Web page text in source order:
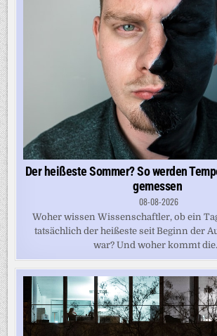
Der heißeste Sommer? So werden
gemessen
08-08-2026
Woher wissen Wissenschaftler, ob ein
tatsächlich der heißeste seit Beginn der
war? Und woher kommt